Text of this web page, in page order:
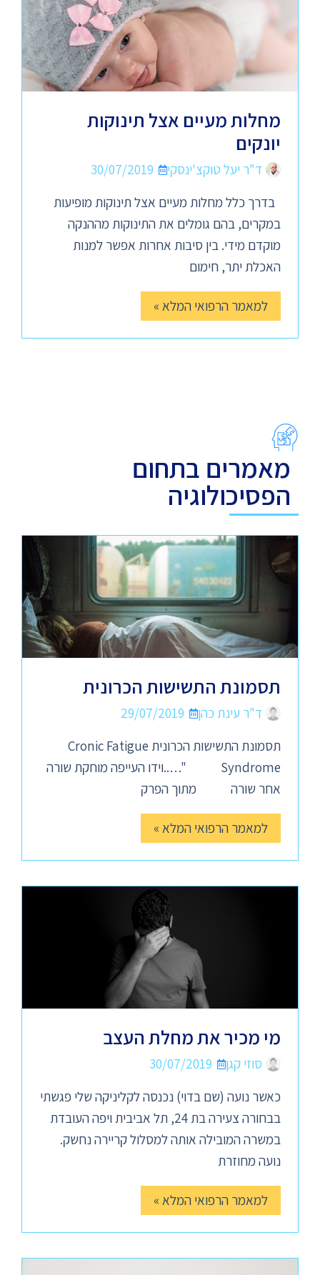
מחלות מעיים אצל תינוקות
יונקים
ד"ר יעל טוקצ'ינסקי
30/07/2019
בדרך כלל מחלות מעיים אצל תינוקות מופיעות
במקרים, בהם גומלים את התינוקות מההנקה
מוקדם מידי. בין סיבות אחרות אפשר למנות
האכלת יתר, חימום
למאמר הרפואי המלא »
מאמרים בתחום
הפסיכולוגיה
תסמונת התשישות הכרונית
ד"ר עינת כהן
29/07/2019
תסמונת התשישות הכרונית Cronic Fatigue
Syndrome "…..וידו העייפה מוחקת שורה
אחר שורה מתוך הפרק
למאמר הרפואי המלא »
מי מכיר את מחלת העצב
סוזי קגן
30/07/2019
כאשר נועה (שם בדוי) נכנסה לקליניקה שלי פגשתי
בבחורה צעירה בת 24, תל אביבית ויפה העובדת
במשרה המובילה אותה למסלול קריירה נחשק.
נועה מחוזרת
למאמר הרפואי המלא »